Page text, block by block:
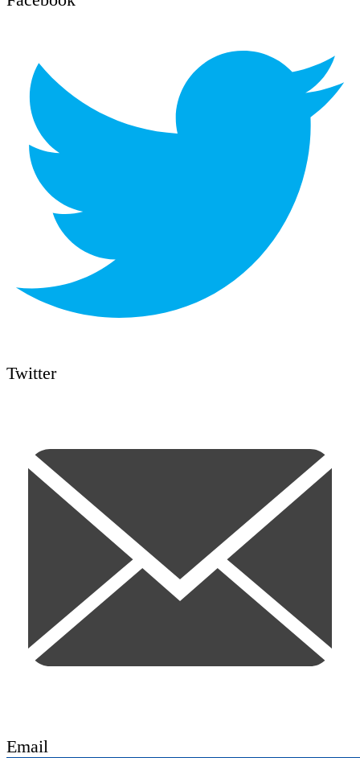
Twitter
Email